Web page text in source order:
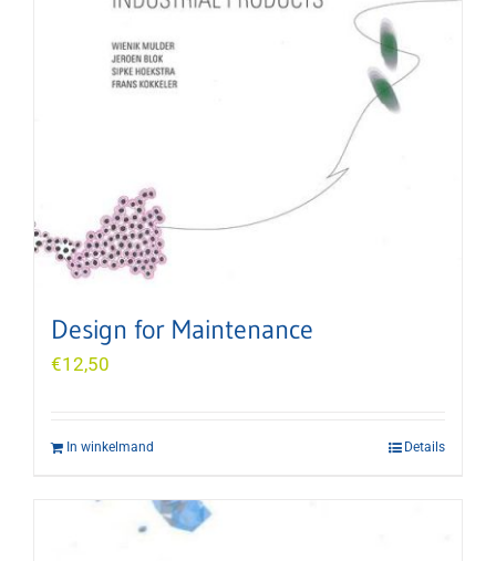
Design for Maintenance
€12,50
In winkelmand Details